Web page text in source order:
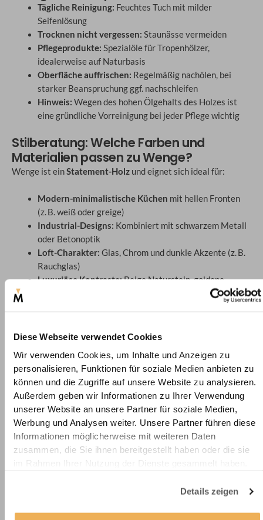
Diese Webseite verwendet Cookies
Wir verwenden Cookies, um Inhalte und Anzeigen zu
personalisieren, Funktionen für soziale Medien anbieten zu
können und die Zugriffe auf unsere Website zu analysieren.
Außerdem geben wir Informationen zu Ihrer Verwendung
unserer Website an unsere Partner für soziale Medien,
Werbung und Analysen weiter. Unsere Partner führen diese
Informationen möglicherweise mit weiteren Daten
zusammen, die Sie ihnen bereitgestellt haben oder die sie
Details zeigen
Tägliche Reinigung: Feuchtes Tuch mit milder
Seifenlösung
Trocknen nicht vergessen: Staunässe vermeiden
Pflegeprodukte: Spezialöle für Tropenhölzer,
idealerweise auf Naturbasis
Oberfläche auffrischen: Regelmäßig nachölen, bei
starker Beanspruchung ggf. nachschleifen
Hinweis: Wegen des hohen Ölgehalts des Holzes ist
eine gründliche Vorreinigung bei jeder Pflege wichtig
Stilberatung: Welche Farben und
Materialien passen zu Wenge?
Wenge ist einStatement-Holz und eignet sich ideal für:
Modern-minimalistische Küchen mit hellen Fronten
(z. B. weiß oder greige)
Industrial-Designs: Kombiniert mit schwarzem Metall
oder Betonoptik
Loft-Charakter: Glas, Chrom und dunkle Akzente (z. B.
Rauchglas)
Luxuriöse Kontraste:Beige Naturstein, goldene
Wenge nicht anbieten
Aktuell führen wir es jedoch nicht in unserem Sortiment. Einer
der Gründe ist, dass die Beschaffung tropischer Hölzer in
Bezug auf Transportwege und Zertifizierungen mit höheren
Anforderungen verbunden ist.
Zudem bevorzugen viele unserer Kunden heimische
Alternativen wie Buche oder Eiche, die einfacher verfügbar
und regional nachhaltiger zu beschaffen sind.
Buche & Eiche als nachhaltige